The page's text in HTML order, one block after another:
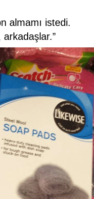
almamı istedi.
arkadaşlar.”